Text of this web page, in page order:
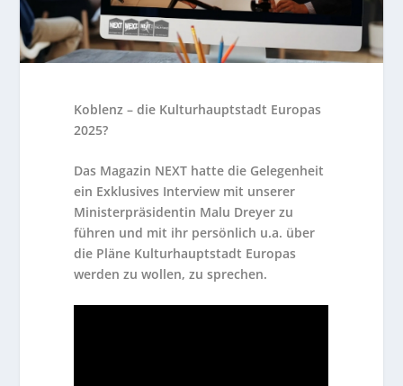
Koblenz – die Kulturhauptstadt Europas
2025?
Das Magazin NEXT hatte die Gelegenheit
ein Exklusives Interview mit unserer
Ministerpräsidentin Malu Dreyer zu
führen und mit ihr persönlich u.a. über
die Pläne Kulturhauptstadt Europas
werden zu wollen, zu sprechen.